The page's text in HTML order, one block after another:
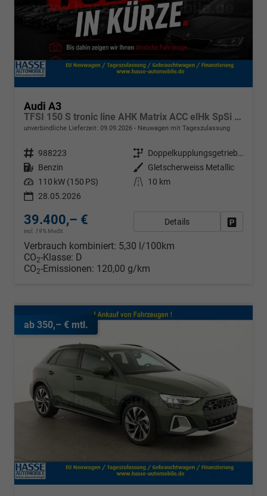
Audi A3
TFSI 150 S tronic line AHK Matrix ACC elHk SpSi 3JG
unverbindliche Lieferzeit: 09.09.2026 Neuwagen mit Tageszulassung
Fahrzeugnr. 988223 Getriebe
Doppelkupplungsgetriebe (DSG)
Kraftstoff Benzin Außenfarbe
Gletscherweiss Metallic
Leistung 110 kW (150 PS) Kilometerstand
10 km
28.05.2026
39.400,– €
incl. 19% MwSt.
Details
Verbrauch kombiniert: 5,30 l/100km
CO2-Klasse: D
CO2-Emissionen: 120,00 g/km
ab 350,– € mtl.